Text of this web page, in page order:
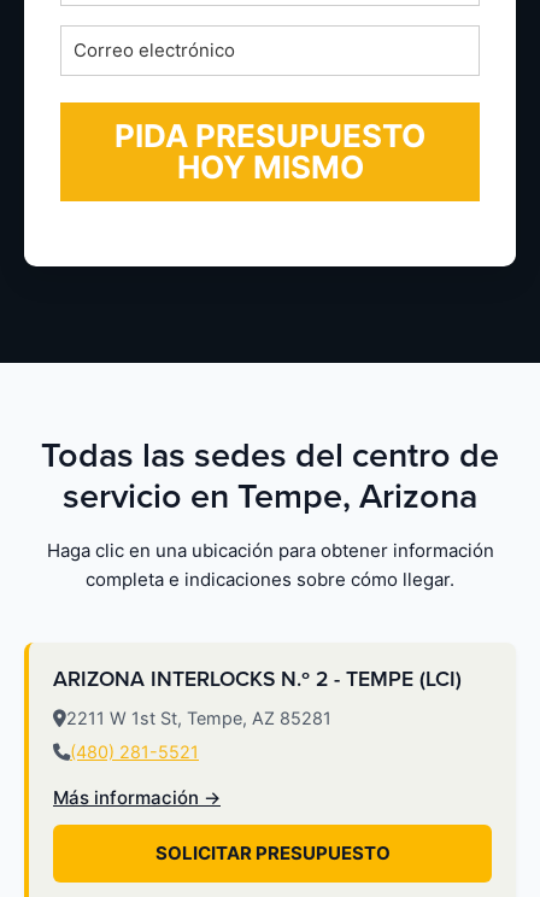
*Correo
electrónico
*
Todas las sedes del centro de
servicio en Tempe, Arizona
Haga clic en una ubicación para obtener información
completa e indicaciones sobre cómo llegar.
ARIZONA INTERLOCKS N.º 2 - TEMPE (LCI)
2211 W 1st St, Tempe, AZ 85281
(480) 281-5521
Más información →
SOLICITAR PRESUPUESTO